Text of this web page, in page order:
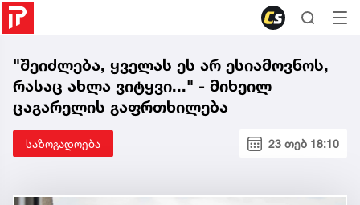
"შეიძლება, ყველას ეს არ ესიამოვნოს,
რასაც ახლა ვიტყვი..." - მიხეილ
ცაგარელის გაფრთხილება
საზოგადოება 23 თებ 18:10